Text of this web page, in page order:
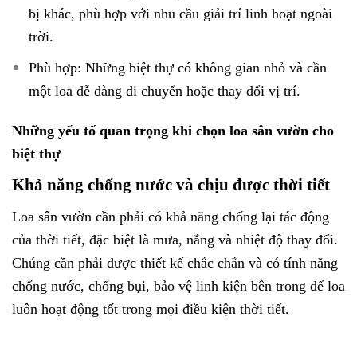
bị khác, phù hợp với nhu cầu giải trí linh hoạt ngoài
trời.
Phù hợp: Những biệt thự có không gian nhỏ và cần
một loa dễ dàng di chuyển hoặc thay đổi vị trí.
Những yếu tố quan trọng khi chọn loa sân vườn cho
biệt thự
Khả năng chống nước và chịu được thời tiết
Loa sân vườn cần phải có khả năng chống lại tác động
của thời tiết, đặc biệt là mưa, nắng và nhiệt độ thay đổi.
Chúng cần phải được thiết kế chắc chắn và có tính năng
chống nước, chống bụi, bảo vệ linh kiện bên trong để loa
luôn hoạt động tốt trong mọi điều kiện thời tiết.